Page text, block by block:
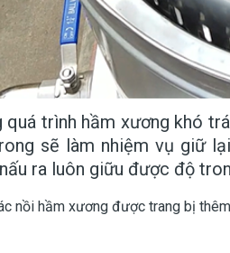
quá trình hầm xương khó
sẽ làm nhiệm vụ giữ
ra luôn giữu được độ
nồi hầm xương được trang bị